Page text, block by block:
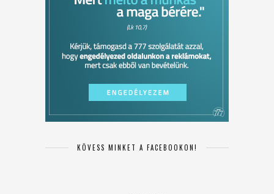
KÖVESS MINKET A FACEBOOKON!